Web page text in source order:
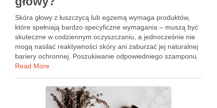
Skóra głowy z łuszczycą lub egzemą wymaga produktów,
które spełniają bardzo specyficzne wymagania – muszą być
skuteczne w codziennym oczyszczaniu, a jednocześnie nie
mogą nasilać reaktywności skóry ani zaburzać jej naturalnej
bariery ochronnej. Poszukiwanie odpowiedniego szamponu
bywa dla wielu pacjentów procesem długim i frustrującym, bo
Read More